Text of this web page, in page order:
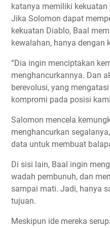
katanya memiliki
Jika Solomon dapat
kekuatan Diablo, Baal
kewalahan, hanya dengan
“Dia ingin menciptakan
menghancurkannya. Dan
berevolusi, yang
kompromi pada posisi
Salomon mencela
menghancurkan
data untuk membuat
Di sisi lain, Baal ingin
wadah pembunuh, dan
sampai mati. Jadi, hanya
tujuan.
Meskipun ide mereka